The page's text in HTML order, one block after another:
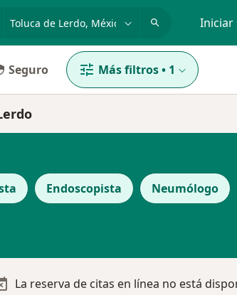
p. ej. Guadalajara Iniciar
Seguro Más filtros• 1
Endoscopista Neumólogo
La reserva de citas en línea no está